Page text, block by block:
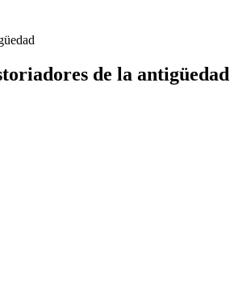
de la antigüedad